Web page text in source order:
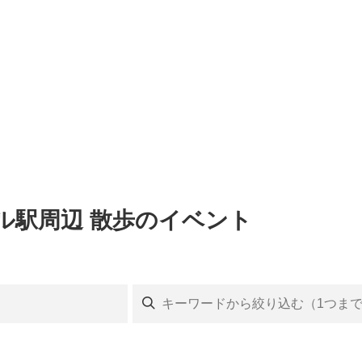
駅周辺 散歩のイベント